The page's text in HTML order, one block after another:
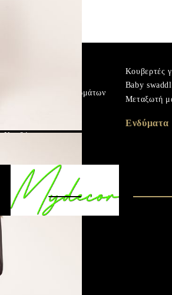
Προστατευτικά στρωμάτων
Κουβέρτες
Κουβερτές
Baby
Μεταξωτή
Ενδύματα